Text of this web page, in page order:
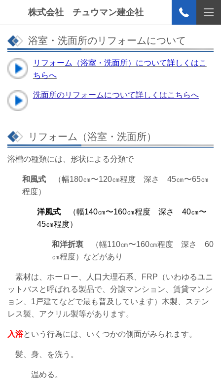
株式会社 チュウマン建企社
浴室・洗面所のリフォームについて
リフォーム（浴室・洗面所）について詳しくはこ
ちらへ
洗面所のリフォームについて詳しくはこちらへ
リフォーム（浴室・洗面所）
浴槽の種類には、形状による分類で
和風式
（幅180㎝〜120㎝程度 深さ 45㎝〜65㎝
程度）
洋風式 （幅140㎝〜160㎝程度 深さ 40㎝〜
45㎝程度）
和洋折衷 （幅110㎝〜160㎝程度 深さ 60
㎝程度）などがあり
素材は、ホーロー
人口大理石系、FRP（いわゆるユニ
ットバスと呼ばれる製品で
分譲マンション、 賃貸マンシ
ョン、1戸建てなどで最も普及しています）木製、ステン
レス製、 アクリル製等があります。
入浴という行為には、いくつかの側面がみられます。
髪、身、を洗う。
温める。